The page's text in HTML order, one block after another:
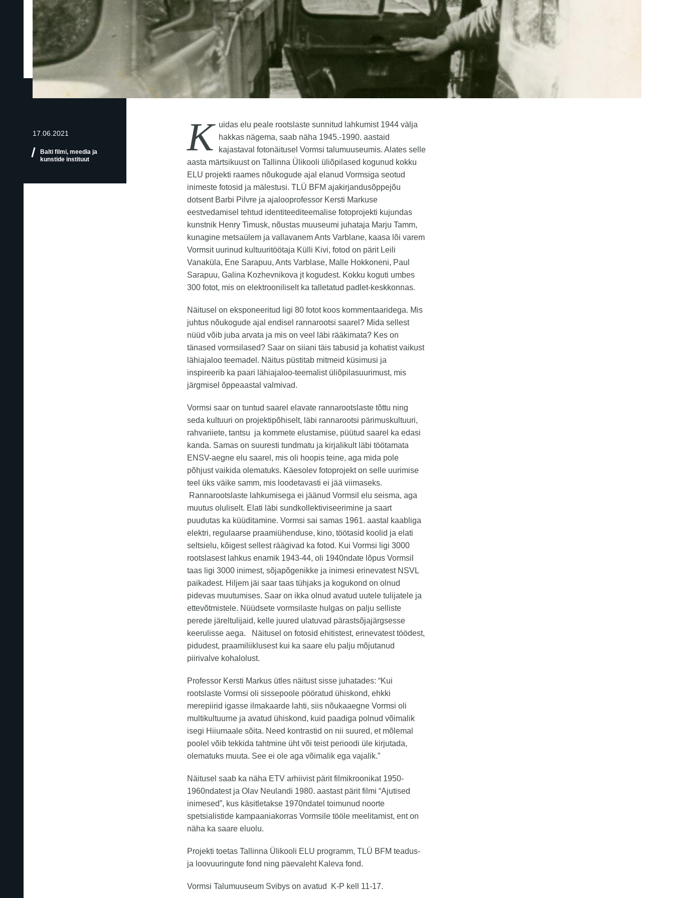
17.06.2021
Balti filmi, meedia ja
kunstide instituut
K
uidas elu peale rootslaste sunnitud lahkumist 1944 välja
hakkas nägema, saab näha 1945.-1990. aastaid
kajastaval fotonäitusel Vormsi talumuuseumis. Alates selle
aasta märtsikuust on Tallinna Ülikooli üliõpilased kogunud kokku
ELU projekti raames nõukogude ajal elanud Vormsiga seotud
inimeste fotosid ja mälestusi. TLÜ BFM ajakirjandusõppejõu
dotsent Barbi Pilvre ja ajalooprofessor Kersti Markuse
eestvedamisel tehtud identiteediteemalise fotoprojekti kujundas
kunstnik Henry Timusk, nõustas muuseumi juhataja Marju Tamm,
kunagine metsaülem ja vallavanem Ants Varblane, kaasa lõi varem
Vormsit uurinud kultuuritöötaja Külli Kivi, fotod on pärit Leili
Vanaküla, Ene Sarapuu, Ants Varblase, Malle Hokkoneni, Paul
Sarapuu, Galina Kozhevnikova jt kogudest. Kokku koguti umbes
300 fotot, mis on elektrooniliselt ka talletatud padlet-keskkonnas.
Näitusel on eksponeeritud ligi 80 fotot koos kommentaaridega. Mis
juhtus nõukogude ajal endisel rannarootsi saarel? Mida sellest
nüüd võib juba arvata ja mis on veel läbi rääkimata? Kes on
tänased vormsilased? Saar on siiani täis tabusid ja kohatist vaikust
lähiajaloo teemadel. Näitus püstitab mitmeid küsimusi ja
inspireerib ka paari lähiajaloo-teemalist üliõpilasuurimust, mis
järgmisel õppeaastal valmivad.
Vormsi saar on tuntud saarel elavate rannarootslaste tõttu ning
seda kultuuri on projektipõhiselt, läbi rannarootsi pärimuskultuuri,
rahvariiete, tantsu ja kommete elustamise, püütud saarel ka edasi
kanda. Samas on suuresti tundmatu ja kirjalikult läbi töötamata
ENSV-aegne elu saarel, mis oli hoopis teine, aga mida pole
põhjust vaikida olematuks. Käesolev fotoprojekt on selle uurimise
teel üks väike samm, mis loodetavasti ei jää viimaseks.
Rannarootslaste lahkumisega ei jäänud Vormsil elu seisma, aga
muutus oluliselt. Elati läbi sundkollektiviseerimine ja saart
puudutas ka küüditamine. Vormsi sai samas 1961. aastal kaabliga
elektri, regulaarse praamiühenduse, kino, töötasid koolid ja elati
seltsielu, kõigest sellest räägivad ka fotod. Kui Vormsi ligi 3000
rootslasest lahkus enamik 1943-44, oli 1940ndate lõpus Vormsil
taas ligi 3000 inimest, sõjapõgenikke ja inimesi erinevatest NSVL
paikadest. Hiljem jäi saar taas tühjaks ja kogukond on olnud
pidevas muutumises. Saar on ikka olnud avatud uutele tulijatele ja
ettevõtmistele. Nüüdsete vormsilaste hulgas on palju selliste
perede järeltulijaid, kelle juured ulatuvad pärastsõjajärgsesse
keerulisse aega. Näitusel on fotosid ehitistest, erinevatest töödest,
pidudest, praamiliiklusest kui ka saare elu palju mõjutanud
piirivalve kohalolust.
Professor Kersti Markus ütles näitust sisse juhatades: “Kui
rootslaste Vormsi oli sissepoole pööratud ühiskond, ehkki
merepiirid igasse ilmakaarde lahti, siis nõukaaegne Vormsi oli
multikultuurne ja avatud ühiskond, kuid paadiga polnud võimalik
isegi Hiiumaale sõita. Need kontrastid on nii suured, et mõlemal
poolel võib tekkida tahtmine üht või teist perioodi üle kirjutada,
olematuks muuta. See ei ole aga võimalik ega vajalik.”
Näitusel saab ka näha ETV arhiivist pärit filmikroonikat 1950-
1960ndatest ja Olav Neulandi 1980. aastast pärit filmi “Ajutised
inimesed”, kus käsitletakse 1970ndatel toimunud noorte
spetsialistide kampaaniakorras Vormsile tööle meelitamist, ent on
näha ka saare eluolu.
Projekti toetas Tallinna Ülikooli ELU programm, TLÜ BFM teadus-
ja loovuuringute fond ning päevaleht Kaleva fond.
Vormsi Talumuuseum Svibys on avatud K-P kell 11-17.